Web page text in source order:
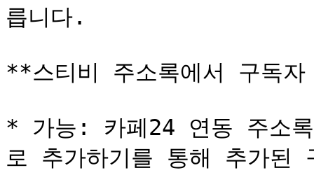
릅니다.
**스티비 주소록에서 구독
* 가능: 카페24 연동 주소
로 추가하기를 통해 추가된